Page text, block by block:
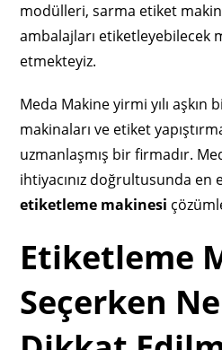
modülleri, sarma etiket
ambalajları etiketleyebilecek
etmekteyiz.
Meda Makine yirmi yılı
makinaları ve etiket
uzmanlaşmış bir firmadır.
ihtiyacınız doğrultusunda en
etiketleme makinesi
Etiketleme
Seçerken